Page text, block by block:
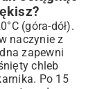
(góra-dół).
naczynie z
zapewni
chleb
Po 15